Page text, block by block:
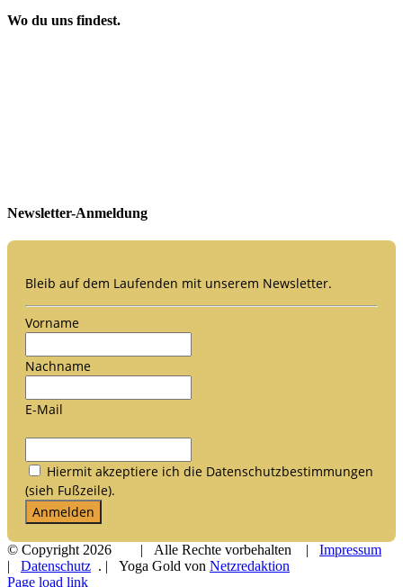
Wo du uns findest.
Newsletter-Anmeldung
Bleib auf dem Laufenden mit unserem Newsletter.
Vorname
Nachname
E-Mail
Hiermit akzeptiere ich die Datenschutzbestimmungen
(sieh Fußzeile).
Anmelden
© Copyright 2026 | Alle Rechte vorbehalten | Impressum
| Datenschutz . | Yoga Gold von Netzredaktion
Facebook
Instagram
Page load link